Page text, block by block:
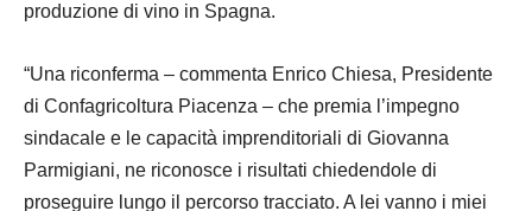
produzione di vino in Spagna.
“Una riconferma – commenta Enrico Chiesa, Presidente
di Confagricoltura Piacenza – che premia l’impegno
sindacale e le capacità imprenditoriali di Giovanna
Parmigiani, ne riconosce i risultati chiedendole di
proseguire lungo il percorso tracciato. A lei vanno i miei